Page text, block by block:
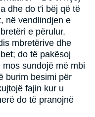
dhe do t'i bëj që të
në vendlindjen e
e përulur.
mbretërive dhe
do të pakësoj
sundojë më mbi
burim besimi për
fajin kur u
do të pranojnë